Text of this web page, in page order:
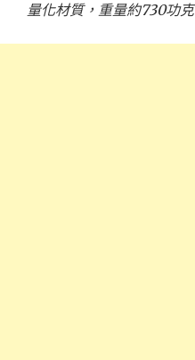
量化材質，重量約730功克